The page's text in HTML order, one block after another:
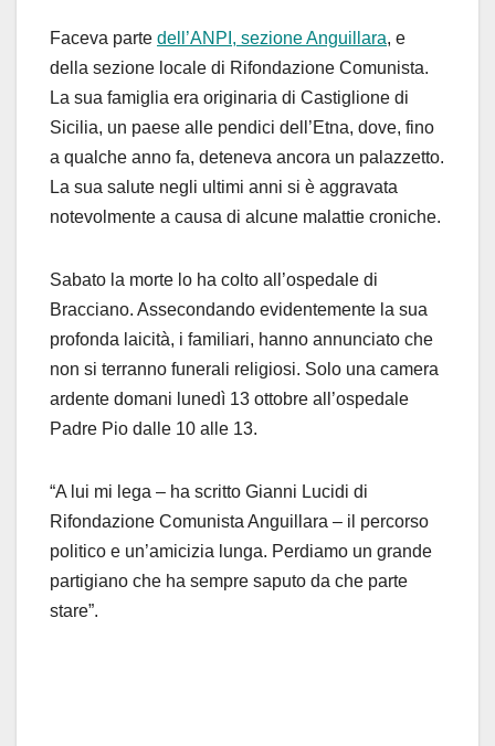
Faceva parte dell’ANPI, sezione Anguillara, e
della sezione locale di Rifondazione Comunista.
La sua famiglia era originaria di Castiglione di
Sicilia, un paese alle pendici dell’Etna, dove, fino
a qualche anno fa, deteneva ancora un palazzetto.
La sua salute negli ultimi anni si è aggravata
notevolmente a causa di alcune malattie croniche.
Sabato la morte lo ha colto all’ospedale di
Bracciano. Assecondando evidentemente la sua
profonda laicità, i familiari, hanno annunciato che
non si terranno funerali religiosi. Solo una camera
ardente domani lunedì 13 ottobre all’ospedale
Padre Pio dalle 10 alle 13.
“A lui mi lega – ha scritto Gianni Lucidi di
Rifondazione Comunista Anguillara – il percorso
politico e un’amicizia lunga. Perdiamo un grande
partigiano che ha sempre saputo da che parte
stare”.